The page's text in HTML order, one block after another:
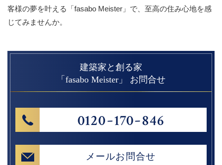
客様の夢を叶える「fasabo Meister」で、至高の住み心地を感
じてみませんか。
建築家と創る家
「fasabo Meister」 お問合せ
メールお問合せ